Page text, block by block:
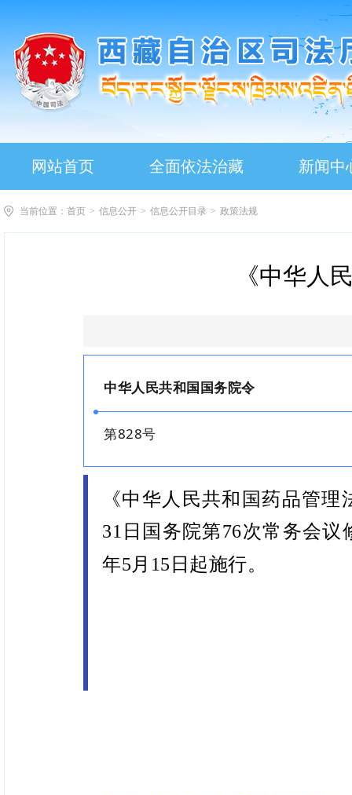
网站首页 全面依法治藏 新闻中
当前位置： 首页 > 信息公开 > 信息公开目录 > 政策法规
《中华人
中华人民共和国国务院令
第828号
《中华人民共和国药品管
31日国务院第76次常务会议
年5月15日起施行。